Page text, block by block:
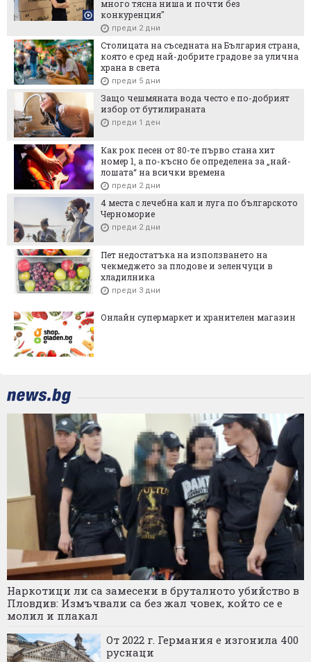
много тясна ниша и почти без
конкуренция"
преди 2 дни
Столицата на съседната на България страна,
която е сред най-добрите градове за улична
храна в света
преди 5 дни
Защо чешмяната вода често е по-добрият
избор от бутилираната
преди 1 ден
Как рок песен от 80-те първо стана хит
номер 1, а по-късно бе определена за „най-
лошата“ на всички времена
преди 2 дни
4 места с лечебна кал и луга по българското
Черноморие
преди 2 дни
Пет недостатъка на използването на
чекмеджето за плодове и зеленчуци в
хладилника
преди 3 дни
Онлайн супермаркет и хранителен магазин
Наркотици ли са замесени в бруталното убийство в
Пловдив: Измъчвали са без жал човек, който се е
молил и плакал
От 2022 г. Германия е изгонила 400
руснаци